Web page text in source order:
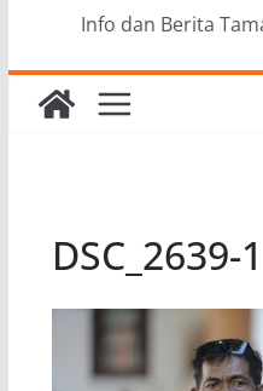
Info dan Berita
DSC_2639-1